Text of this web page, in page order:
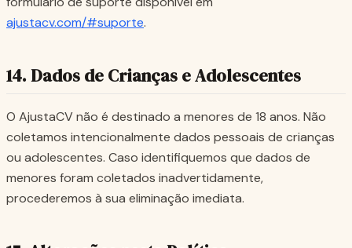
ajustacv.com/#suporte.
14. Dados de Crianças e Adolescentes
O AjustaCV não é destinado a menores de 18 anos. Não
coletamos intencionalmente dados pessoais de crianças
ou adolescentes. Caso identifiquemos que dados de
menores foram coletados inadvertidamente,
procederemos à sua eliminação imediata.